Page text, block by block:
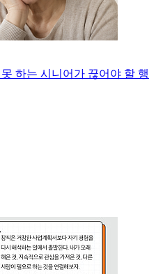
하는 시니어가 끊어야 할 행